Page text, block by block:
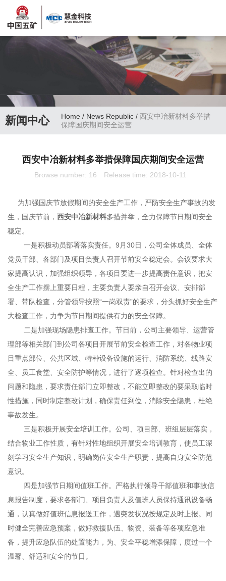
新闻中心 Home/ News Republic /西安中冶新材料多举措
保障国庆期间安全运营
西安中冶新材料多举措保障国庆期间安全运营
Browse number: 16 Release time: 2018-10-11
为加强国庆节放假期间的安全生产工作，严防安全生产事故的发
生，国庆节前， 西安中冶新材料多措并举，全力保障节日期间安全
稳定。
一是积极动员部署落实责任。9月30日，公司全体成员、全体
党员干部、各部门及项目负责人召开节前安全稳定会。会议要求大
家提高认识，加强组织领导，各项目要进一步提高责任意识，把安
全生产工作摆上重要日程，主要负责人要亲自召开会议、安排部
署、带队检查，分管领导按照“一岗双责”的要求，分头抓好安全生产
大检查工作，力争为节日期间提供有力的安全保障。
二是加强现场隐患排查工作。节日前，公司主要领导、运营管
理部等相关部门到公司各项目开展节前安全检查工作，对各物业项
目重点部位、公共区域、特种设备设施的运行、消防系统、线路安
全、员工食堂、安全防护等情况，进行了逐项检查。针对检查出的
问题和隐患，要求责任部门立即整改，不能立即整改的要采取临时
性措施，同时制定整改计划，确保责任到位，消除安全隐患，杜绝
事故发生。
三是积极开展安全培训工作。公司、项目部、班组层层落实，
结合物业工作性质，有针对性地组织开展安全培训教育，使员工深
刻学习安全生产知识，明确岗位安全生产职责，提高自身安全防范
意识。
四是加强节日期间值班工作。严格执行领导干部值班和事故信
息报告制度，要求各部门、项目负责人及值班人员保持通讯设备畅
通，认真做好值班信息报送工作，遇突发状况按规定及时上报。同
时健全完善应急预案，做好救援队伍、物资、装备等各项应急准
备，提升应急队伍的处置能力，为、安全平稳增添保障，度过一个
温馨、舒适和安全的节日。